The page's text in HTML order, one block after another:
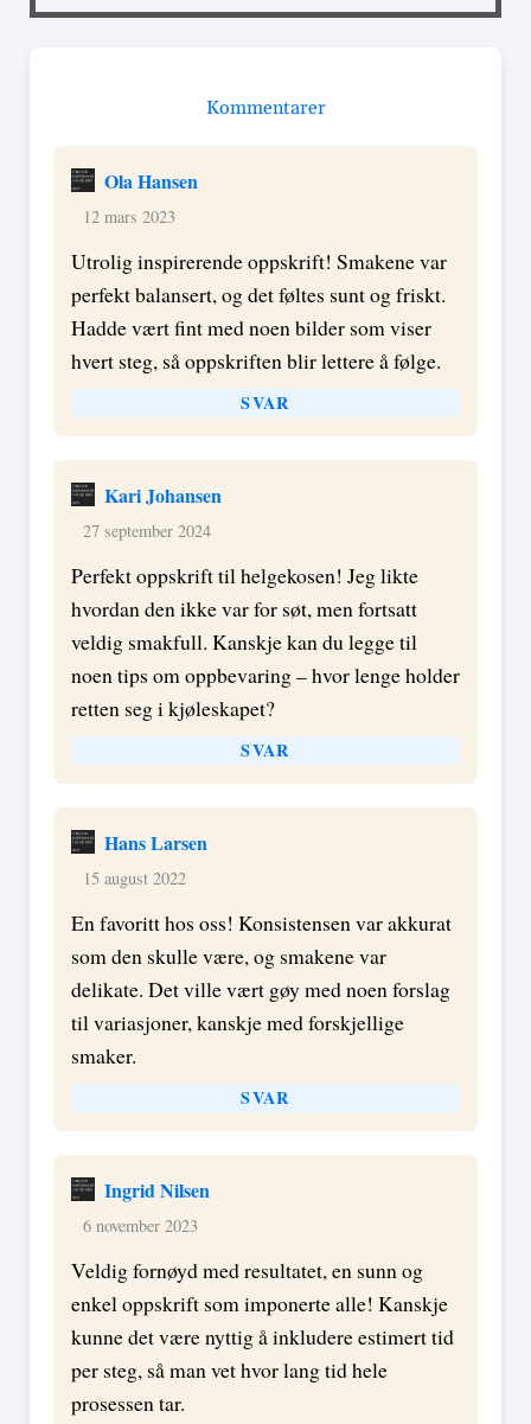
Kommentarer
Ola Hansen
12 mars 2023
Utrolig inspirerende oppskrift! Smakene var
perfekt balansert, og det føltes sunt og friskt.
Hadde vært fint med noen bilder som viser
hvert steg, så oppskriften blir lettere å følge.
SVAR
Kari Johansen
27 september 2024
Perfekt oppskrift til helgekosen! Jeg likte
hvordan den ikke var for søt, men fortsatt
veldig smakfull. Kanskje kan du legge til
noen tips om oppbevaring – hvor lenge holder
retten seg i kjøleskapet?
SVAR
Hans Larsen
15 august 2022
En favoritt hos oss! Konsistensen var akkurat
som den skulle være, og smakene var
delikate. Det ville vært gøy med noen forslag
til variasjoner, kanskje med forskjellige
smaker.
SVAR
Ingrid Nilsen
6 november 2023
Veldig fornøyd med resultatet, en sunn og
enkel oppskrift som imponerte alle! Kanskje
kunne det være nyttig å inkludere estimert tid
per steg, så man vet hvor lang tid hele
prosessen tar.